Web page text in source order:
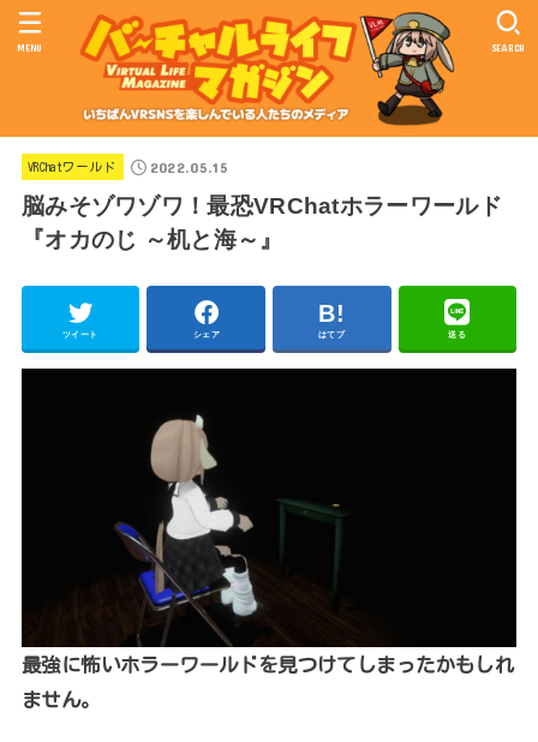
SEARCH
MENU
VRChatワールド 2022.05.15
脳みそゾワゾワ！最恐VRChatホラーワールド
『オカのじ ～机と海～』
ツイート シェア はてブ 送る
最強に怖いホラーワールドを見つけてしまったかもしれ
ません。